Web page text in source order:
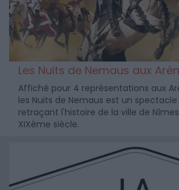
Les Nuits de Nemaus aux
Affiché pour 4 représentations aux
les Nuits de Nemaus est un
retraçant l'histoire de la ville de
XIXème siècle.